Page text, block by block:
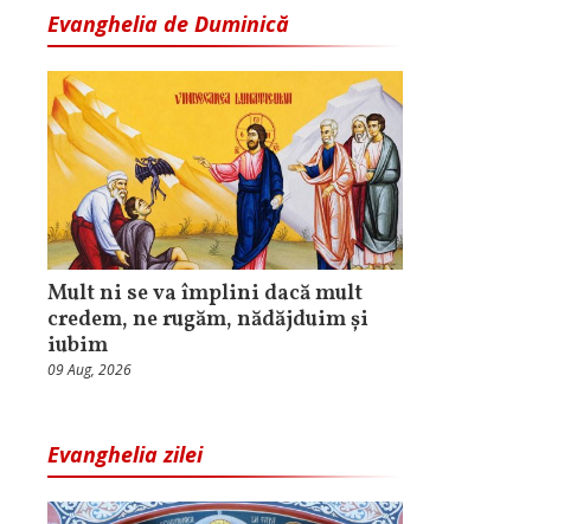
Evanghelia de Duminică
Mult ni se va împlini dacă mult
credem, ne rugăm, nădăjduim și
iubim
09 Aug, 2026
Evanghelia zilei